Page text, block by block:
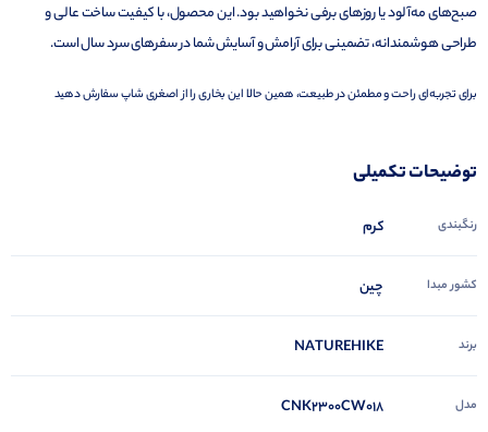
صبح‌های مه‌آلود یا روزهای برفی نخواهید بود. این محصول، با کیفیت ساخت عالی و
طراحی هوشمندانه، تضمینی برای آرامش و آسایش شما در سفرهای سرد سال است.
برای تجربه‌ای راحت و مطمئن در طبیعت، همین حالا این بخاری را از اصغری شاپ سفارش دهید
توضیحات تکمیلی
رنگبندی کرم
کشور مبدا چین
برند NATUREHIKE
مدل CNK2300CW018